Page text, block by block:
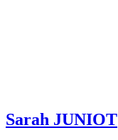
Sarah JUNIOT